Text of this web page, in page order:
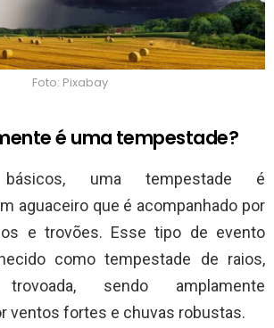
Foto: Pixabay
é uma tempestade?
uma tempestade é
aguaceiro que é acompanhado por
e trovões. Esse tipo de evento
como tempestade de raios,
sendo amplamente
ventos fortes e chuvas robustas.